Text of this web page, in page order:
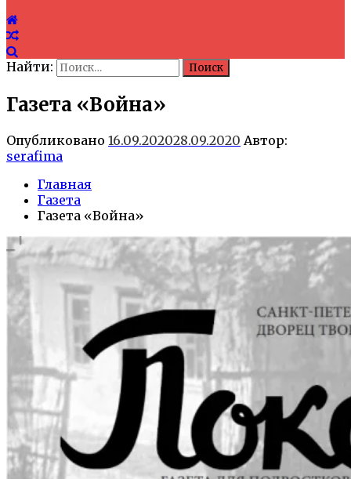
Найти:
Газета «Война»
Опубликовано 16.09.202028.09.2020 Автор:
serafima
Главная
Газета
Газета «Война»